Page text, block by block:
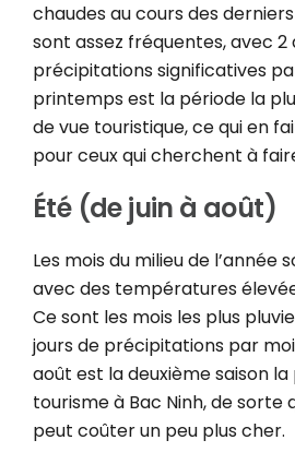
chaudes au cours des derniers
sont assez fréquentes, avec 2
précipitations significatives
printemps est la période la
de vue touristique, ce qui en
pour ceux qui cherchent à
Été (de juin à août)
Les mois du milieu de l’année
avec des températures
Ce sont les mois les plus
jours de précipitations par
août est la deuxième saison
tourisme à Bac Ninh, de sorte
peut coûter un peu plus cher.